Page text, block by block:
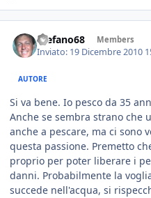
Stefano68 Members
Inviato: 19 Dicembre 2010
AUTORE
Si va bene. Io pesco da 35
Anche se sembra strano che
anche a pescare, ma ci sono
questa passione. Premetto
proprio per poter liberare i
danni. Probabilmente la
succede nell'acqua, si